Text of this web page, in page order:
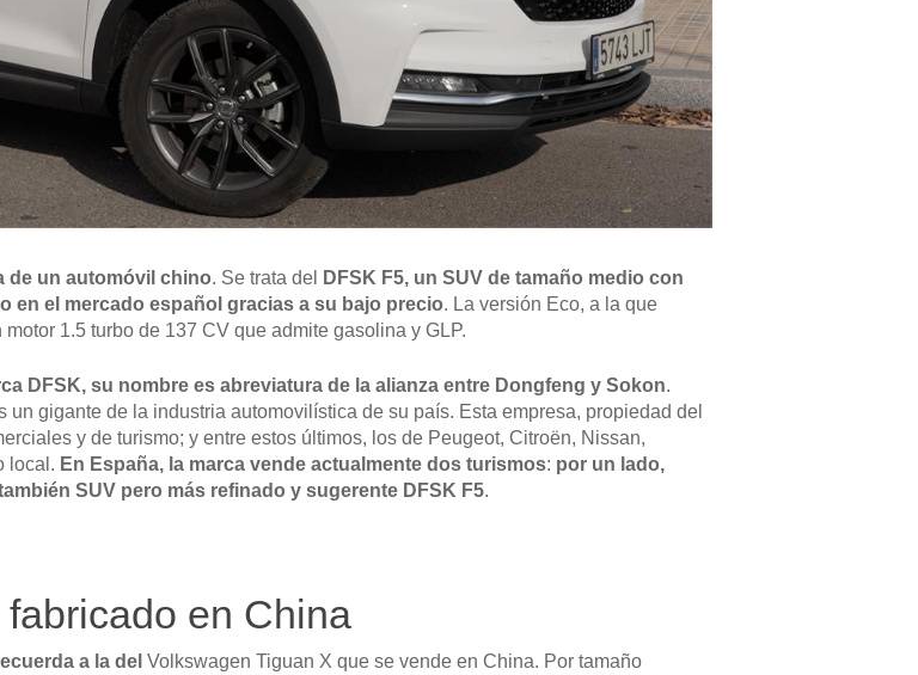
de un automóvil chino. Se trata del
DFSK F5, un SUV de tamaño medio con
en el mercado español gracias a su bajo precio. La versión Eco, a la que
1.5 turbo de 137 CV que admite gasolina y GLP.
DFSK, su nombre es abreviatura de la alianza entre Dongfeng y Sokon.
gigante de la industria automovilística de su país. Esta empresa, propiedad del
y de turismo; y entre estos últimos, los de Peugeot, Citroën, Nissan,
local. En España, la marca vende actualmente dos turismos: por un lado,
SUV pero más refinado y sugerente DFSK F5.
fabricado en China
a la del Volkswagen Tiguan X que se vende en China. Por tamaño